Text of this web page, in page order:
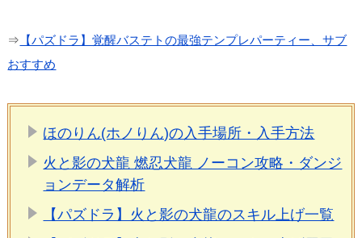
⇒ 【パズドラ】覚醒バステトの最強テンプレパーティー、サブ
おすすめ
ほのりん(ホノりん)の入手場所・入手方法
火と影の犬龍 燃忍犬龍 ノーコン攻略・ダンジ
ョンデータ解析
【パズドラ】火と影の犬龍のスキル上げ一覧